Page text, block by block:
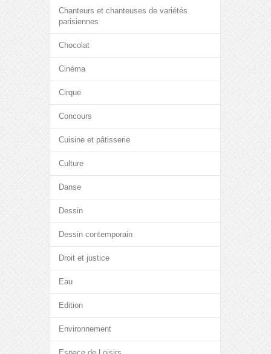
Chanteurs et chanteuses de variétés
parisiennes
Chocolat
Cinéma
Cirque
Concours
Cuisine et pâtisserie
Culture
Danse
Dessin
Dessin contemporain
Droit et justice
Eau
Edition
Environnement